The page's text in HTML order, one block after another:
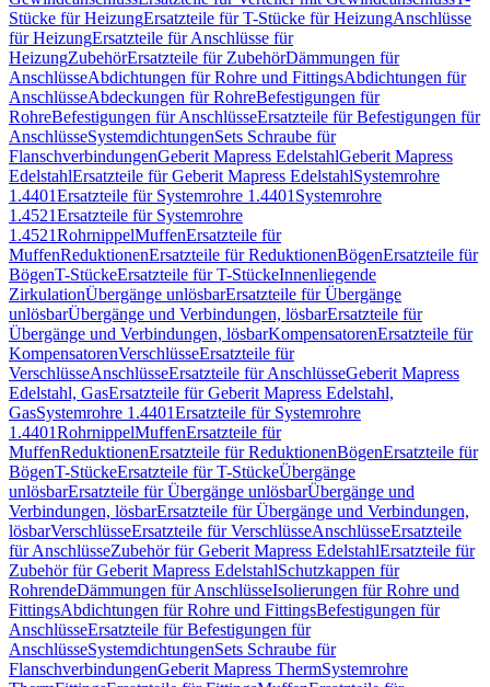
Stücke für HeizungErsatzteile für T-Stücke für HeizungAnschlüsse
für HeizungErsatzteile für Anschlüsse für
HeizungZubehörErsatzteile für ZubehörDämmungen für
AnschlüsseAbdichtungen für Rohre und FittingsAbdichtungen für
AnschlüsseAbdeckungen für RohreBefestigungen für
RohreBefestigungen für AnschlüsseErsatzteile für Befestigungen für
AnschlüsseSystemdichtungenSets Schraube für
FlanschverbindungenGeberit Mapress EdelstahlGeberit Mapress
EdelstahlErsatzteile für Geberit Mapress EdelstahlSystemrohre
1.4401Ersatzteile für Systemrohre 1.4401 Systemrohre
1.4521Ersatzteile für Systemrohre
1.4521RohrnippelMuffenErsatzteile für
MuffenReduktionenErsatzteile für ReduktionenBögenErsatzteile für
BögenT-StückeErsatzteile für T-StückeInnenliegende
ZirkulationÜbergänge unlösbarErsatzteile für Übergänge
unlösbarÜbergänge und Verbindungen, lösbarErsatzteile für
Übergänge und Verbindungen, lösbarKompensatorenErsatzteile für
KompensatorenVerschlüsseErsatzteile für
VerschlüsseAnschlüsseErsatzteile für AnschlüsseGeberit Mapress
Edelstahl, GasErsatzteile für Geberit Mapress Edelstahl,
GasSystemrohre 1.4401Ersatzteile für Systemrohre
1.4401RohrnippelMuffenErsatzteile für
MuffenReduktionenErsatzteile für ReduktionenBögenErsatzteile für
BögenT-StückeErsatzteile für T-StückeÜbergänge
unlösbarErsatzteile für Übergänge unlösbarÜbergänge und
Verbindungen, lösbarErsatzteile für Übergänge und Verbindungen,
lösbarVerschlüsseErsatzteile für VerschlüsseAnschlüsseErsatzteile
für AnschlüsseZubehör für Geberit Mapress EdelstahlErsatzteile für
Zubehör für Geberit Mapress EdelstahlSchutzkappen für
RohrendeDämmungen für AnschlüsseIsolierungen für Rohre und
FittingsAbdichtungen für Rohre und FittingsBefestigungen für
AnschlüsseErsatzteile für Befestigungen für
AnschlüsseSystemdichtungenSets Schraube für
FlanschverbindungenGeberit Mapress ThermSystemrohre